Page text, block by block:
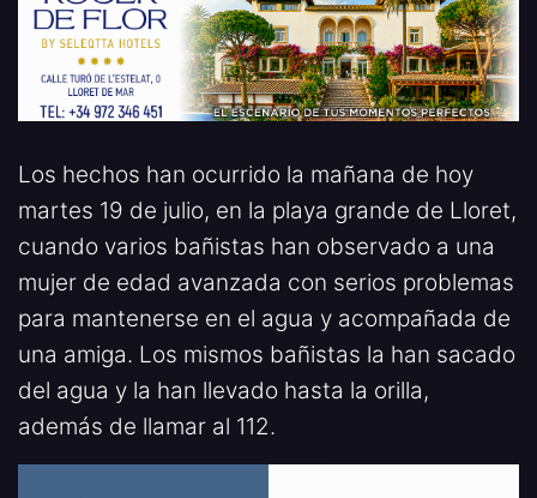
Los hechos han ocurrido la mañana de hoy
martes 19 de julio, en la playa grande de Lloret,
cuando varios bañistas han observado a una
mujer de edad avanzada con serios problemas
para mantenerse en el agua y acompañada de
una amiga. Los mismos bañistas la han sacado
del agua y la han llevado hasta la orilla,
además de llamar al 112.